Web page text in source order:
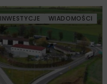
INWESTYCJE WIADOMOŚCI